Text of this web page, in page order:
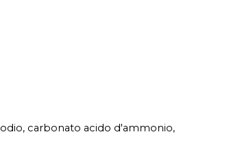
carbonato acido d'ammonio,